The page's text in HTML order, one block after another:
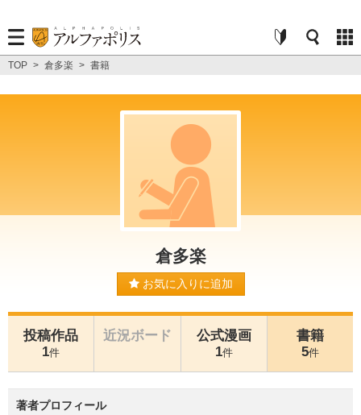
TOP > 倉多楽 > 書籍
倉多楽
お気に入りに追加
投稿作品
1件
近況ボード
公式漫画
1件
書籍
5件
著者プロフィール